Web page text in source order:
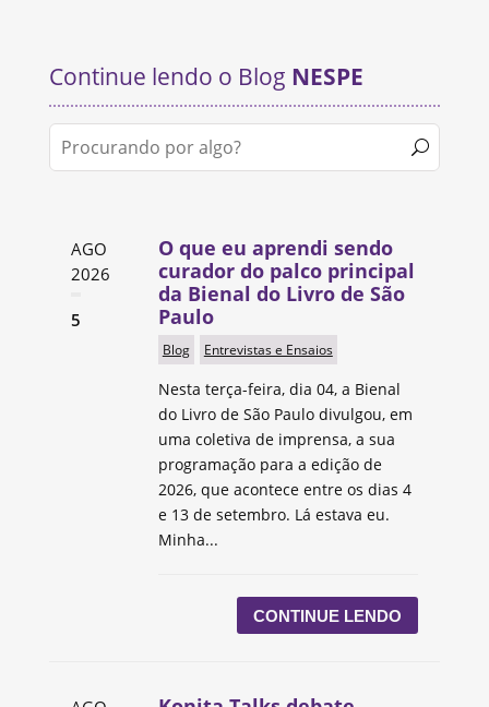
Continue lendo o Blog NESPE
AGO
2026
5
O que eu aprendi sendo
curador do palco principal
da Bienal do Livro de São
Paulo
Blog Entrevistas e Ensaios
Nesta terça-feira, dia 04, a Bienal
do Livro de São Paulo divulgou, em
uma coletiva de imprensa, a sua
programação para a edição de
2026, que acontece entre os dias 4
e 13 de setembro. Lá estava eu.
Minha...
CONTINUE LENDO